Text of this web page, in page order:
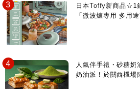
日本Toffy新商品☆1
「微波爐專用 多用途
人氣伴手禮・砂糖奶
奶油派！於關西機場